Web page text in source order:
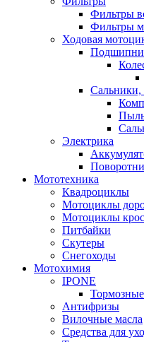
Фильтры
Фильтры
Ходовая
Электрика
Мототехника
Квадроциклы
Мотоциклы
Мотоциклы
Питбайки
Скутеры
Снегоходы
Мотохимия
IPONE
Антифризы
Вилочные масла
Средства для